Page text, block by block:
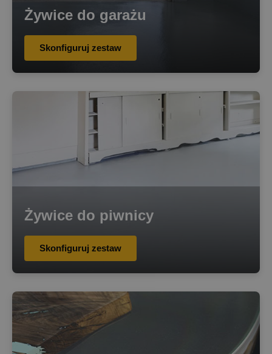
Żywice do garażu
Skonfiguruj zestaw
Żywice do piwnicy
Skonfiguruj zestaw